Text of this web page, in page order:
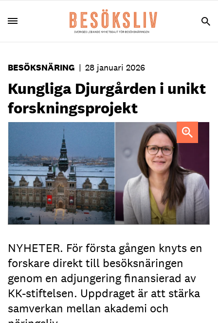
BESÖKSNÄRING | 28 januari 2026
Kungliga Djurgården i unikt
forskningsprojekt
På Nordiska museet ska forskaren Maria Thulemark ha sin
bas under tre år.Foto: Johan Danielson/Per Eriksson
NYHETER. För första gången knyts en
forskare direkt till besöksnäringen
genom en adjungering finansierad av
KK-stiftelsen. Uppdraget är att stärka
samverkan mellan akademi och